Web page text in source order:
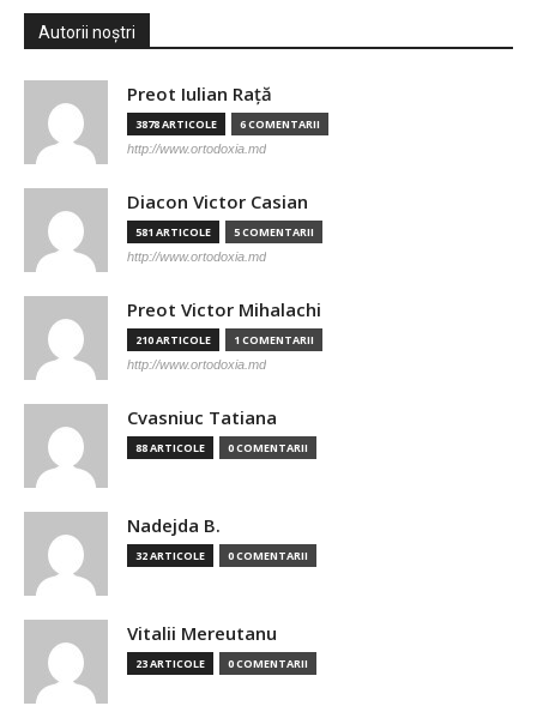
Autorii noștri
Preot Iulian Raţă
3878 ARTICOLE 6 COMENTARII
http://www.ortodoxia.md
Diacon Victor Casian
581 ARTICOLE 5 COMENTARII
http://www.ortodoxia.md
Preot Victor Mihalachi
210 ARTICOLE 1 COMENTARII
http://www.ortodoxia.md
Cvasniuc Tatiana
88 ARTICOLE 0 COMENTARII
Nadejda B.
32 ARTICOLE 0 COMENTARII
Vitalii Mereutanu
23 ARTICOLE 0 COMENTARII